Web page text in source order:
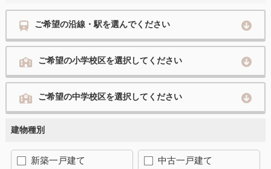
ご希望の沿線・駅を選んでください
ご希望の小学校区を選択してください
ご希望の中学校区を選択してください
建物種別
新築一戸建て 中古一戸建て